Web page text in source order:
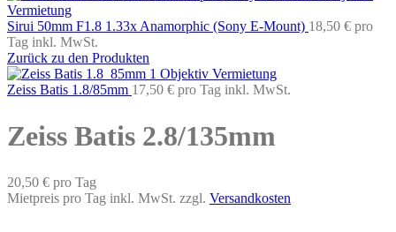
Sirui 50mm F1.8 1.33x Anamorphic (Sony E-Mount) 18,50 € pro
Tag inkl. MwSt.
Zurück zu den Produkten
Zeiss Batis 1.8/85mm 17,50 € pro Tag inkl. MwSt.
Zeiss Batis 2.8/135mm
20,50 € pro Tag
Mietpreis pro Tag inkl. MwSt. zzgl. Versandkosten